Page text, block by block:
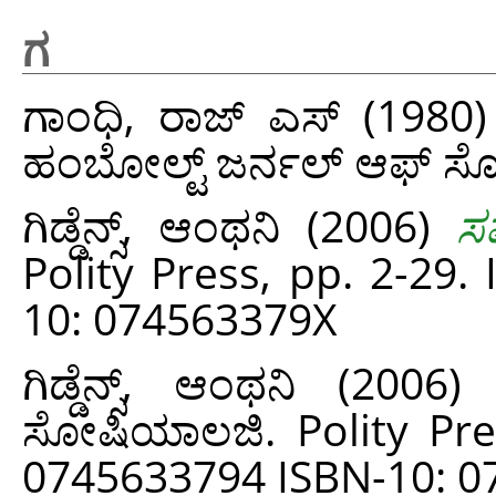
ಗ
ಗಾಂಧಿ, ರಾಜ್ ಎಸ್
ಹಂಬೋಲ್ಟ್ ಜರ್ನಲ್ ಆಫ್
ಗಿಡ್ಡೆನ್ಸ್, ಆಂಥನಿ (2006)
Polity Press, pp. 2-29.
10: 074563379X
ಗಿಡ್ಡೆನ್ಸ್, ಆಂಥನಿ
ಸೋಷಿಯಾಲಜಿ. Polity
0745633794 ISBN-10: